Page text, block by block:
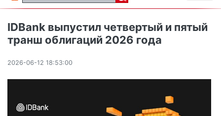
IDBank выпустил четвертый и пятый
транш облигаций 2026 года
2026-06-12 18:53:00